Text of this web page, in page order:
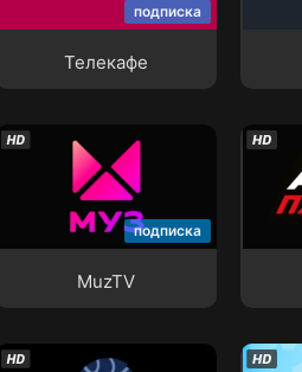
подписка
Телекафе
подписка
MuzTV